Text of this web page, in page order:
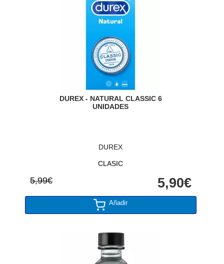
DUREX - NATURAL CLASSIC 6
UNIDADES
DUREX
CLASIC
5,99€ 5,90€
Añadir